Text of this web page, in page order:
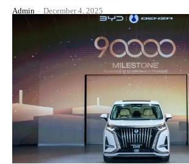
Admin - December 4, 2025